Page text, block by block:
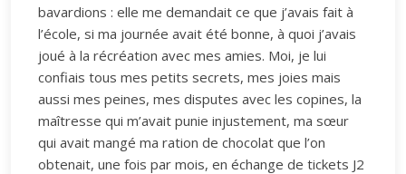
bavardions : elle me demandait ce que j’avais fait à
l’école, si ma journée avait été bonne, à quoi j’avais
joué à la récréation avec mes amies. Moi, je lui
confiais tous mes petits secrets, mes joies mais
aussi mes peines, mes disputes avec les copines, la
maîtresse qui m’avait punie injustement, ma sœur
qui avait mangé ma ration de chocolat que l’on
obtenait, une fois par mois, en échange de tickets J2